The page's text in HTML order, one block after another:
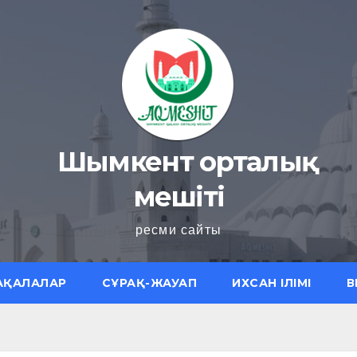
Шымкент орталық
мешіті
ресми сайты
СҰРАҚ-ЖАУАП ИХСАН ІЛІМІ